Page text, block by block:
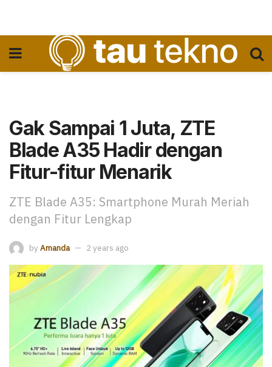
Gak Sampai 1 Juta, ZTE
Blade A35 Hadir dengan
Fitur-fitur Menarik
ZTE Blade A35: Smartphone Murah Meriah
dengan Fitur Lengkap
by Amanda 2 years ago